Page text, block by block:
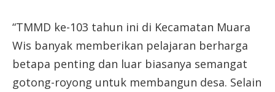
“TMMD ke-103 tahun ini di Kecamatan Muara
Wis banyak memberikan pelajaran berharga
betapa penting dan luar biasanya semangat
gotong-royong untuk membangun desa. Selain